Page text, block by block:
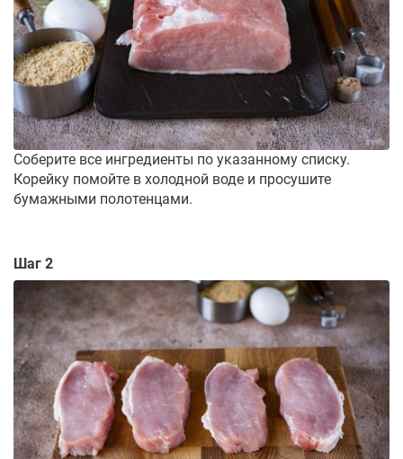
Соберите все ингредиенты по указанному списку.
Корейку помойте в холодной воде и просушите
бумажными полотенцами.
Шаг 2